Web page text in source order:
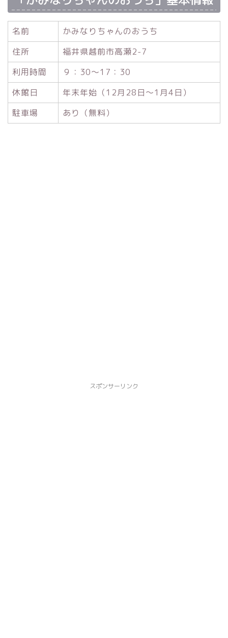
名前
かみなりちゃんのおうち
住所
福井県越前市高瀬2-7
利用時間
９：30〜17：30
休館日
年末年始（12月28日〜1月4日）
駐車場
あり（無料）
スポンサーリンク